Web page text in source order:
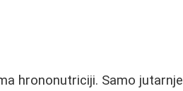
hrononutriciji. Samo jutarnje